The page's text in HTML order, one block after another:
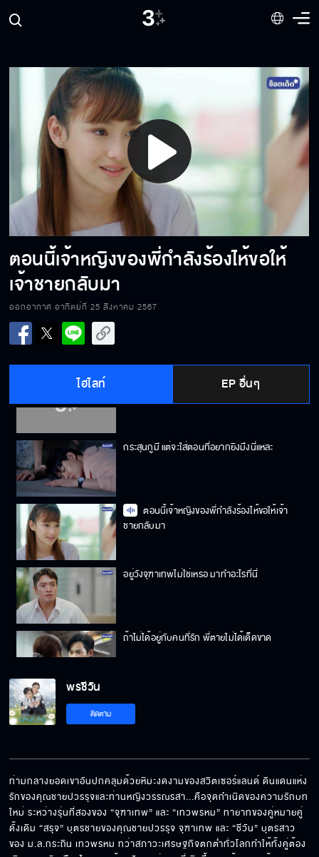
Play
Video
ตอนนี้เจ้าหญิงของพี่กำลังร้องไห้ขอให้
เจ้าชายกลับมา
ออกอากาศ อาทิตย์ที่ 25 สิงหาคม 2567
ไฮไลท์ EP อื่นๆ
พอไม่มีเขาอยู่ข้าง ๆ ชีวันก็อยู่คนเดียวไม่ได้
ถ้ากูต้องตาย ก็ตายไปพร้อมกันนี่แหละ
ทวดฝากคุณฉัตรด้วยนะหนูขวัญ
คำว่ารักของน้องจะล็อคหัวใจพี่ให้ปิดไปจนตาย
กระสุนกูมี แต่จะใส่ตอนที่อยากยิงมึงนี่แหละ
ตอนนี้เจ้าหญิงของพี่กำลังร้องไห้ขอให้เจ้า
ชายกลับมา
อยู่วังจุฑาเทพไม่ใช่เหรอ มาทำอะไรที่นี่
ถ้าไม่ได้อยู่กับคนที่รัก พี่ตายไม่ได้เด็ดขาด
ไม่ต้องใช้เครื่องนั่นหรอก ฉันจะเป็นคนช็อตเธอเอง
อุตส่าห์มีงานมีเงินเดือน แต่มาซื้อของไร้สาระพวก
นี้เนี่ยนะ
พรชีวัน
ติดตาม
ท่ามกลางยอดเขาอันปกคลุมด้วยหิมะงดงามของสวิตเซอร์แลนด์ ดินแดนแห่ง
รักของคุณชายปวรรุจและท่านหญิงวรรณรสา...คือจุดกำเนิดของความรักบท
ใหม่ ระหว่างรุ่นที่สองของ “จุฑาเทพ” และ “เทวพรหม” ทายาทของคู่หมายคู่
ดั้งเดิม “สรุจ” บุตรชายของคุณชายปวรรุจ จุฑาเทพ และ “ชีวัน” บุตรสาว
ของ ม.ล.กระถิน เทวพรหม ทว่าสภาวะเศรษฐกิจตกต่ำทั่วโลกทำให้ทั้งคู่ต้อง